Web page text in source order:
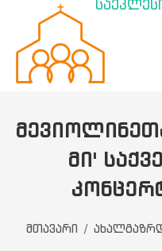
ᲛᲘ'
მთავარი